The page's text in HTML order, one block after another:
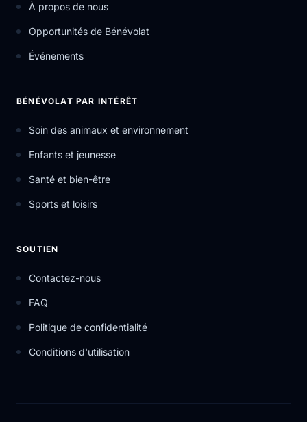
À propos de nous
Opportunités de Bénévolat
Événements
BÉNÉVOLAT PAR INTÉRÊT
Soin des animaux et environnement
Enfants et jeunesse
Santé et bien-être
Sports et loisirs
SOUTIEN
Contactez-nous
FAQ
Politique de confidentialité
Conditions d'utilisation